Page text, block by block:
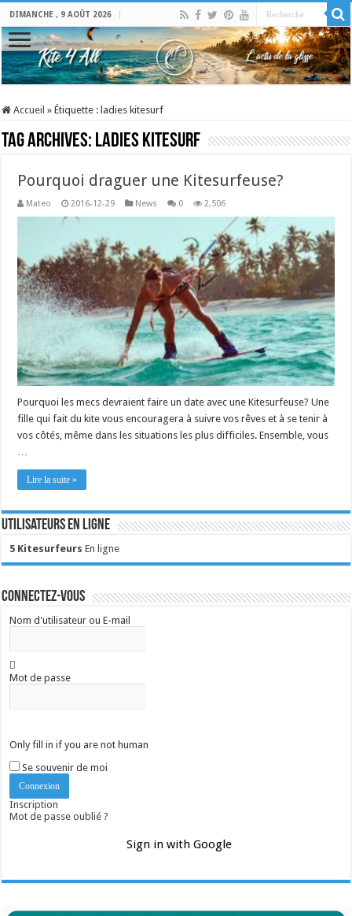
DIMANCHE , 9 AOÛT 2026
Accueil » Étiquette : ladies kitesurf
Tag Archives: ladies kitesurf
Pourquoi draguer une Kitesurfeuse?
Mateo 2016-12-29 News 0 2,506
Pourquoi les mecs devraient faire un date avec une Kitesurfeuse? Une
fille qui fait du kite vous encouragera à suivre vos rêves et à se tenir à
vos côtés, même dans les situations les plus difficiles. Ensemble, vous
Lire la suite »
Utilisateurs en ligne
5 Kitesurfeurs En ligne
Connectez-vous
Nom d'utilisateur ou E-mail
Mot de passe
Only fill in if you are not human
Se souvenir de moi
Inscription
Mot de passe oublié ?
Sign in with Google